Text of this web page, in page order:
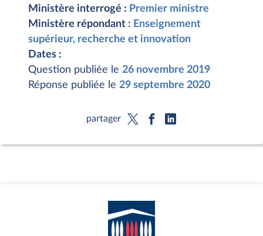
Ministère interrogé : Premier ministre
Ministère répondant : Enseignement
supérieur, recherche et innovation
Dates :
Question publiée le 26 novembre 2019
Réponse publiée le 29 septembre 2020
partager